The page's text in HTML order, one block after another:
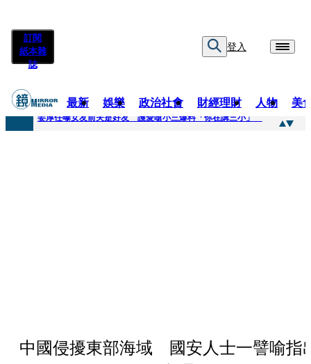
訂閱
紙本雜
誌
登入
最新 娛樂 政治社會 財經理財 人物 美
快訊
姜厚任曝女友前夫是好友 護愛嗆小三爆料「你在講三小」
中國侵擾東部海域 國安人士一譬喻指